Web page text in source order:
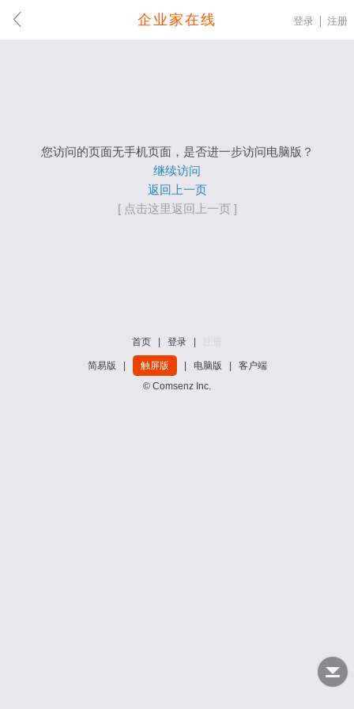
企业家在线 登录 注册
您访问的页面无手机页面，是否进一步访问电脑版？
继续访问
返回上一页
[ 点击这里返回上一页 ]
首页 登录
简易版 触屏版 电脑版
客户端
© Comsenz Inc.